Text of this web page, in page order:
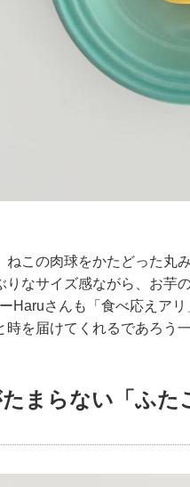
ねこの肉球をかたどった丸
りなサイズ感ながら、お芋
Haruさんも「食べ応えア
を届けてくれるであろう一
まらない「ふ